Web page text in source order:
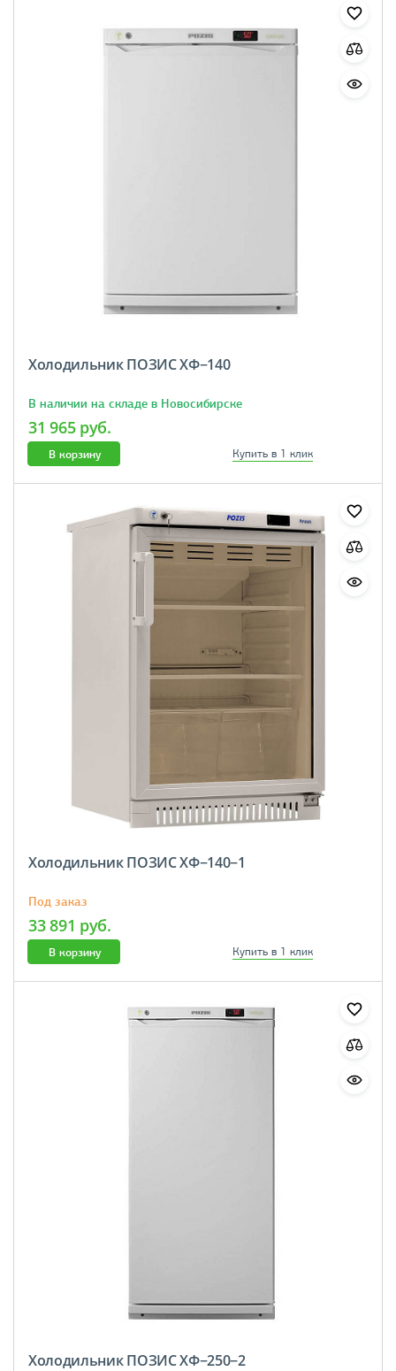
Холодильник ПОЗИС ХФ−140
В наличии на складе в Новосибирске
31 965 руб.
В корзину Купить в 1 клик
Холодильник ПОЗИС ХФ−140−1
Под заказ
33 891 руб.
В корзину Купить в 1 клик
Холодильник ПОЗИС ХФ−250−2